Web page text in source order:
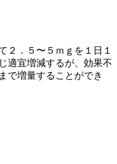
２．５〜５ｍｇを１日１
適宜増減するが、効果不
で増量することができ